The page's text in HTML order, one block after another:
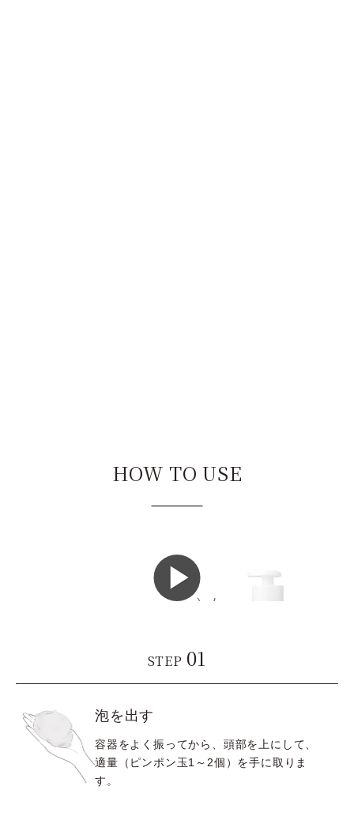
HOW TO USE
STEP 01
泡を出す
容器をよく振ってから、頭部を上にして、
適量（ピンポン玉1～2個）を手に取りま
す。